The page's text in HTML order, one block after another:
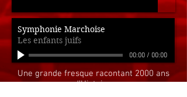
Une grande fresque racontant 2000 ans
d’Histoire.
Symphonie Marchoise
Les enfants juifs
00:00/ 00:00